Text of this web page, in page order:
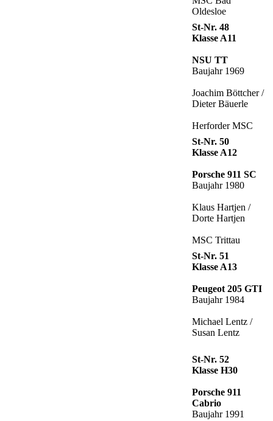
Oldesloe
St-Nr. 48
Klasse A11
NSU TT
Baujahr 1969
Joachim Böttcher /
Dieter Bäuerle
Herforder MSC
St-Nr. 50
Klasse A12
Porsche 911 SC
Baujahr 1980
Klaus Hartjen /
Dorte Hartjen
MSC Trittau
St-Nr. 51
Klasse A13
Peugeot 205 GTI
Baujahr 1984
Michael Lentz /
Susan Lentz
St-Nr. 52
Klasse H30
Porsche 911
Cabrio
Baujahr 1991